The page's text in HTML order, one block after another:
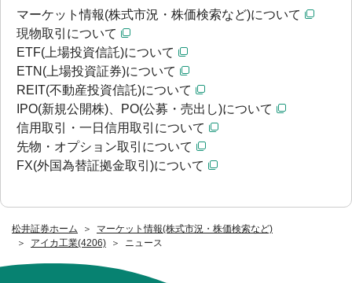
松井証券ホーム
マーケット情報(株式市況・株価検索など)
アイカ工業(4206)
ニュース
マーケット情報(株式市況・株価検索など)について
現物取引について
ETF(上場投資信託)について
ETN(上場投資証券)について
REIT(不動産投資信託)について
IPO(新規公開株)、PO(公募・売出し)について
信用取引・一日信用取引について
先物・オプション取引について
FX(外国為替証拠金取引)について